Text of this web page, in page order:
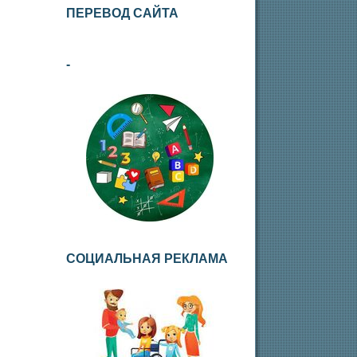
ПЕРЕВОД САЙТА
-
СОЦИАЛЬНАЯ РЕКЛАМА